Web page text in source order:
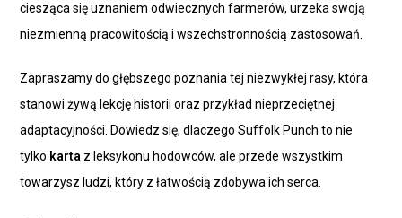
ciesząca się uznaniem odwiecznych farmerów, urzeka swoją
niezmienną pracowitością i wszechstronnością zastosowań.
Zapraszamy do głębszego poznania tej niezwykłej rasy, która
stanowi żywą lekcję historii oraz przykład nieprzeciętnej
adaptacyjności. Dowiedz się, dlaczego Suffolk Punch to nie
tylko karta z leksykonu hodowców, ale przede wszystkim
towarzysz ludzi, który z łatwością zdobywa ich serca.